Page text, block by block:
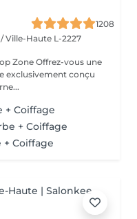
1208
Ville-Haute L-2227
vous une
exclusivement conçu
+ Coiffage
+ Coiffage
+ Coiffage